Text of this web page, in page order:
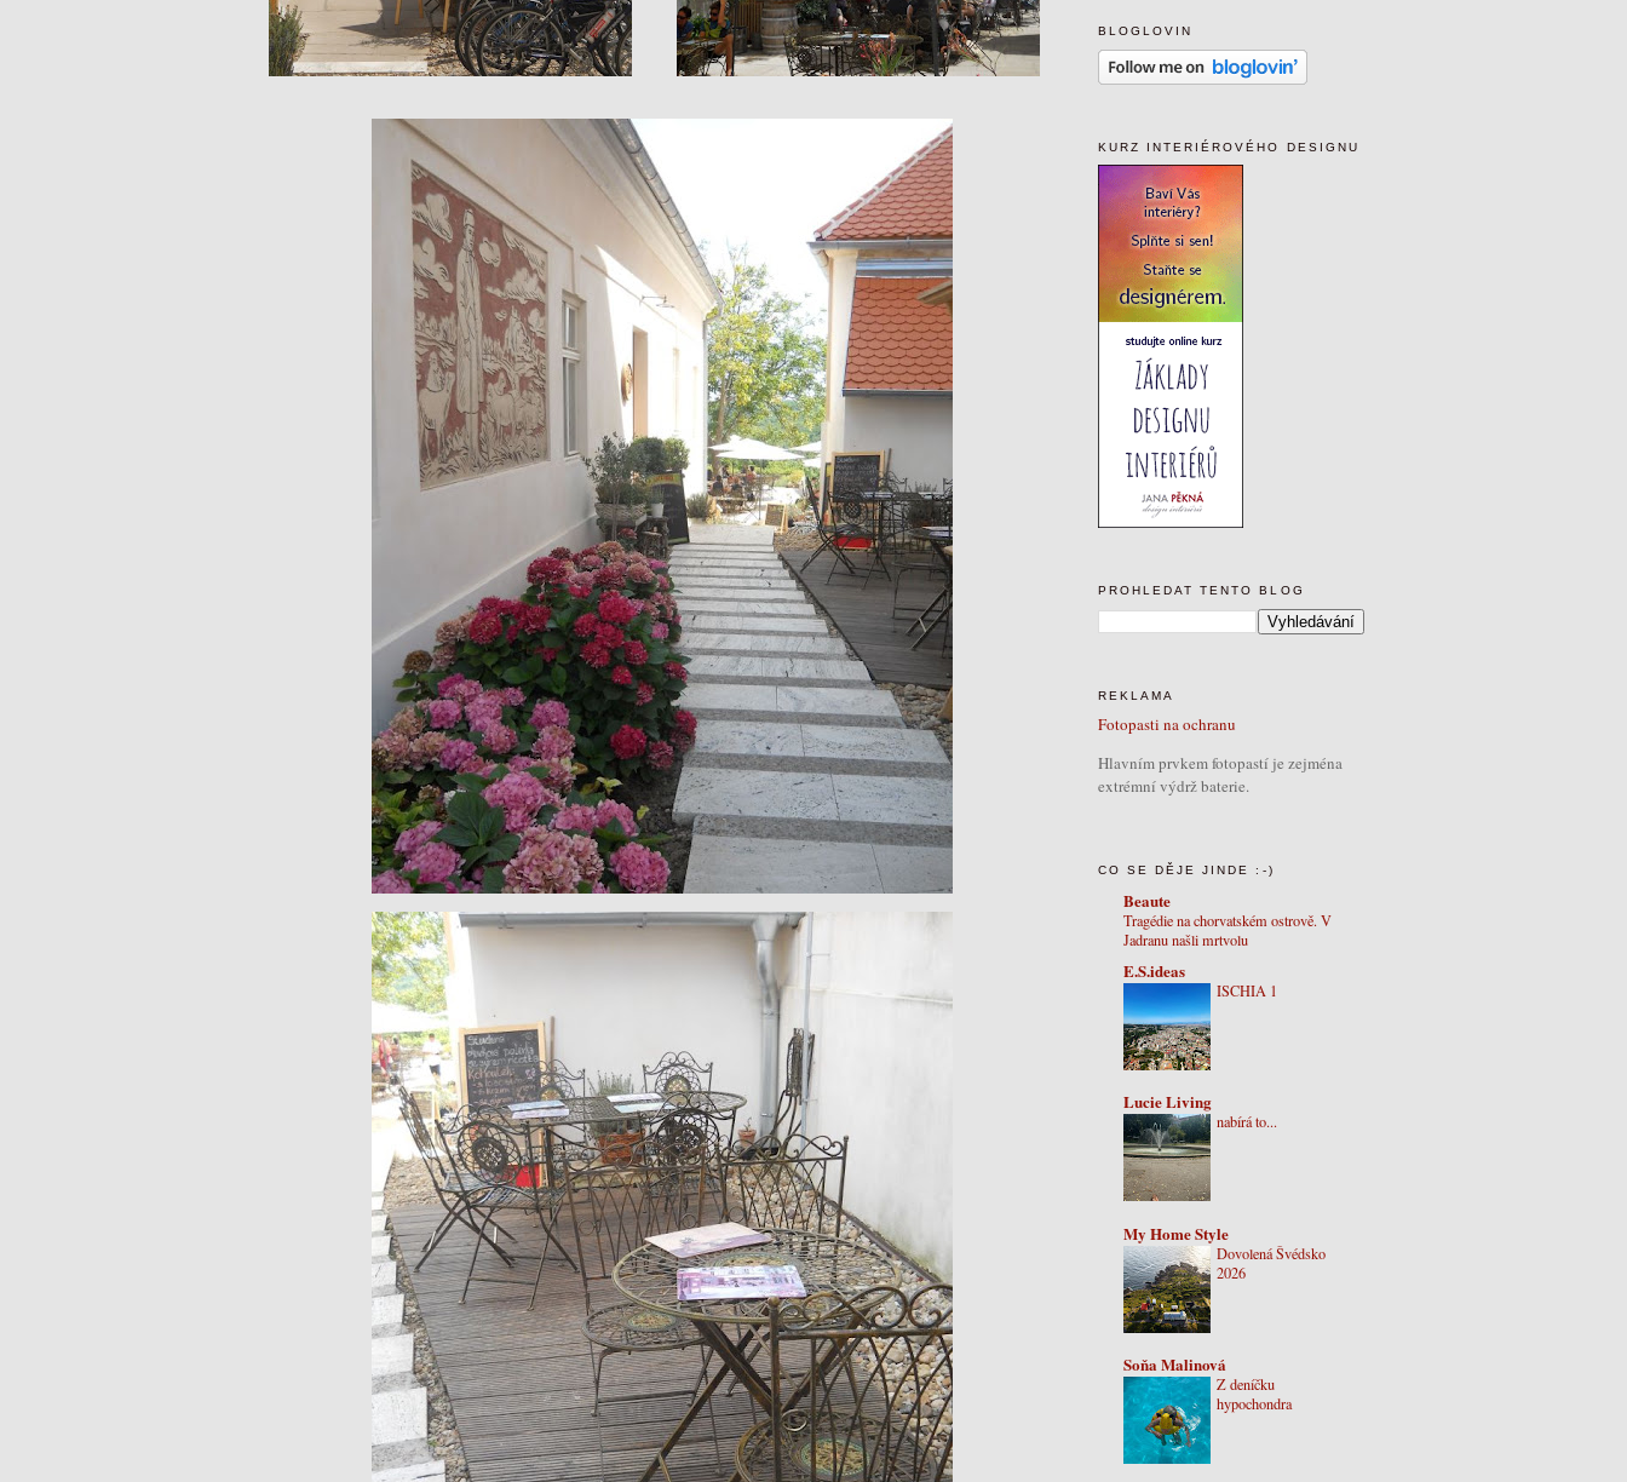
BLOGLOVIN
KURZ INTERIÉROVÉHO DESIGNU
PROHLEDAT TENTO BLOG
REKLAMA
Fotopasti na ochranu
Hlavním prvkem fotopastí je zejména
extrémní výdrž baterie.
CO SE DĚJE JINDE :-)
Beaute
Tragédie na chorvatském ostrově. V
Jadranu našli mrtvolu
E.S.ideas
ISCHIA 1
Lucie Living
nabírá to...
My Home Style
Dovolená Švédsko
2026
Soňa Malinová
Z deníčku
hypochondra